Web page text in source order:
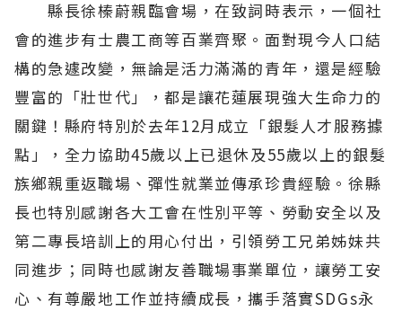
縣長徐榛蔚親臨會場，在致詞時表示，一個社
會的進步有士農工商等百業齊聚。面對現今人口結
構的急遽改變，無論是活力滿滿的青年，還是經驗
豐富的「壯世代」，都是讓花蓮展現強大生命力的
關鍵！縣府特別於去年12月成立「銀髮人才服務據
點」，全力協助45歲以上已退休及55歲以上的銀髮
族鄉親重返職場、彈性就業並傳承珍貴經驗。徐縣
長也特別感謝各大工會在性別平等、勞動安全以及
第二專長培訓上的用心付出，引領勞工兄弟姊妹共
同進步；同時也感謝友善職場事業單位，讓勞工安
心、有尊嚴地工作並持續成長，攜手落實SDGs永